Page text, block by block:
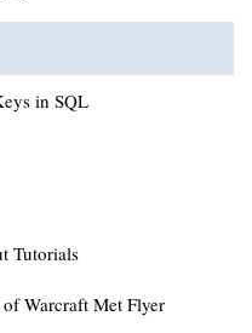
in SQL
Tutorials
Warcraft Met Flyer